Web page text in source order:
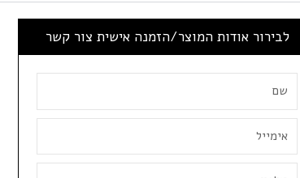
לבירור אודות המוצר/הזמנה אישית צור קשר